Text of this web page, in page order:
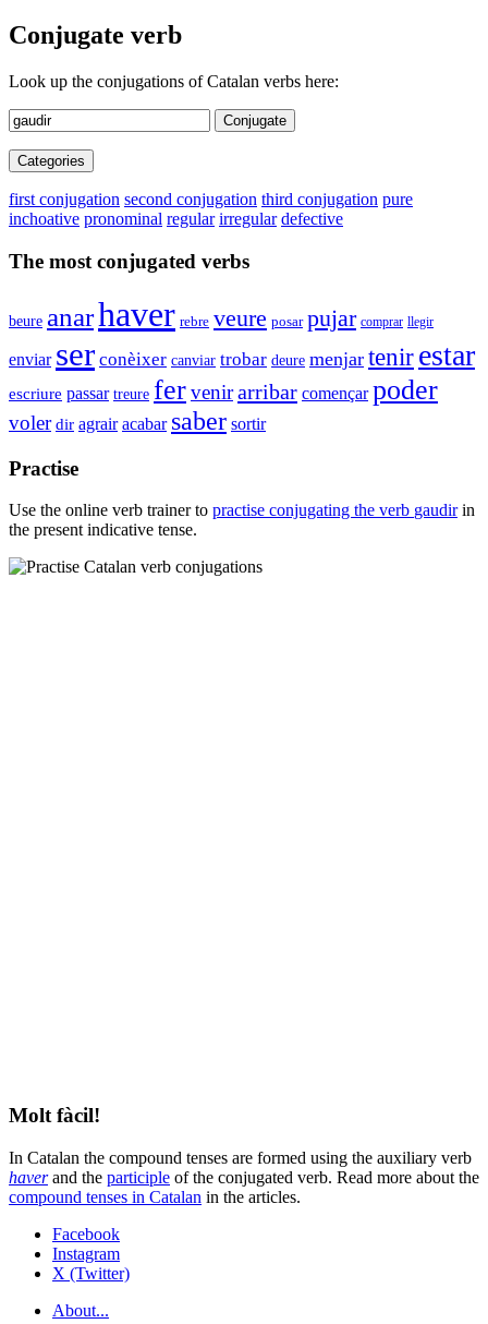
Conjugate verb
Look up the conjugations of Catalan verbs here:
Conjugate
Categories
first conjugation second conjugation third conjugation pure
inchoative pronominal regular irregular defective
The most conjugated verbs
beure anarhaver rebre veure posar pujar comprar llegir
enviar ser conèixer canviar trobar deure menjar tenir estar
escriure passar treure fervenirarribar començar poder
voler dir agrair acabar saber sortir
Practise
Use the online verb trainer to practise conjugating the verb gaudirin
the present indicative tense.
Molt fàcil!
In Catalan the compound tenses are formed using the auxiliary verb
haverand the participle of the conjugated verb. Read more about the
compound tenses in Catalan in the articles.
Facebook
Instagram
X (Twitter)
About...